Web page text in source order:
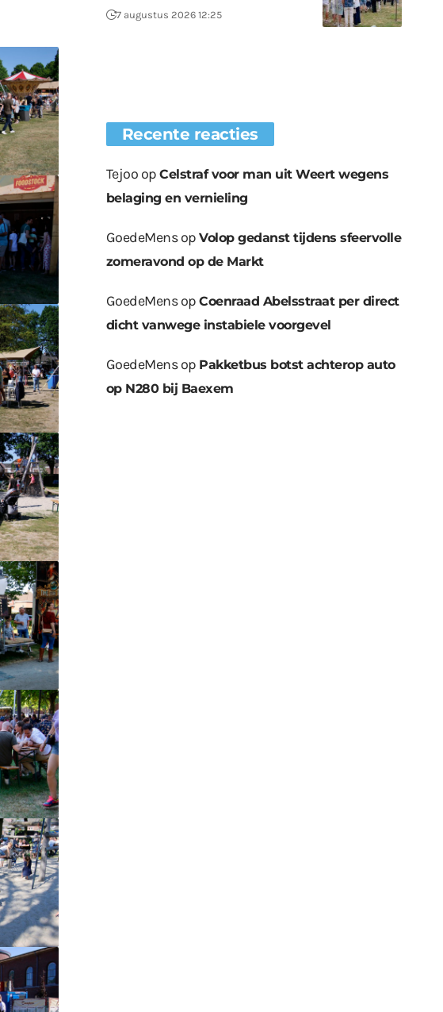
7 augustus 2026 12:25
Recente reacties
Tejoo opCelstraf voor man uit Weert wegens
belaging en vernieling
GoedeMensopVolop gedanst tijdens sfeervolle
zomeravond op de Markt
GoedeMensopCoenraad Abelsstraat per direct
dicht vanwege instabiele voorgevel
GoedeMensop Pakketbus botst achterop auto
op N280 bij Baexem